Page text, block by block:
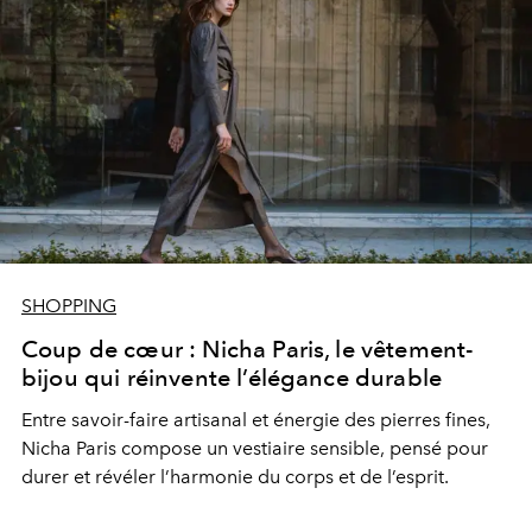
SHOPPING
Coup de cœur : Nicha Paris, le vêtement-
bijou qui réinvente l’élégance durable
Entre savoir-faire artisanal et énergie des pierres fines,
Nicha Paris compose un vestiaire sensible, pensé pour
durer et révéler l’harmonie du corps et de l’esprit.